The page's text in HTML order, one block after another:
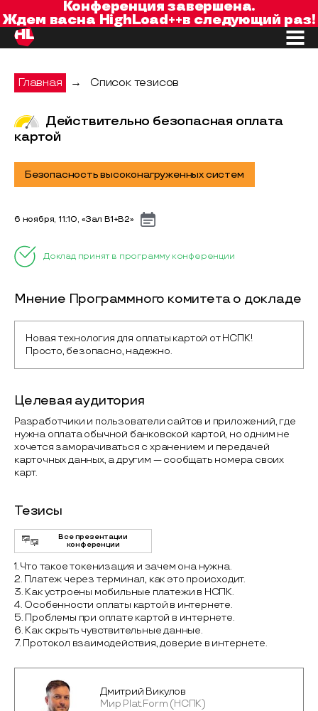
Конференция завершена.
Ждем васна HighLoad++в следующий раз!
Главная → Список тезисов
Действительно безопасная оплата
картой
Безопасность высоконагруженных систем
6 ноября, 11:10, «Зал B1+B2»
Доклад принят в программу конференции
Мнение Программного комитета о докладе
Новая технология для оплаты картой от НСПК!
Просто, безопасно, надежно.
Целевая аудитория
Разработчики и пользователи сайтов и приложений, где
нужна оплата обычной банковской картой, но одним не
хочется заморачиваться с хранением и передачей
карточных данных, а другим — сообщать номера своих
карт.
Тезисы
Все презентации
конференции
1. Что такое токенизация и зачем она нужна.
2. Платеж через терминал, как это происходит.
3. Как устроены мобильные платежи в НСПК.
4. Особенности оплаты картой в интернете.
5. Проблемы при оплате картой в интернете.
6. Как скрыть чувствительные данные.
7. Протокол взаимодействия, доверие в интернете.
Дмитрий Викулов
Мир Plat.Form (НСПК)